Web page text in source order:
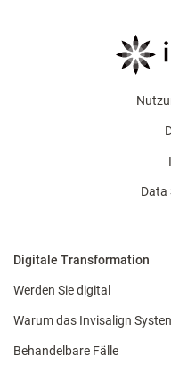
Data
Digitale Transformation
Werden Sie digital
Warum das Invisalign
Behandelbare Fälle